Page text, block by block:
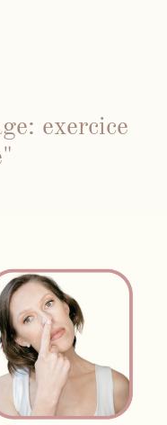
exercice